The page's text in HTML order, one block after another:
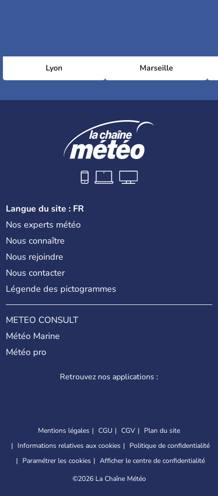
Lyon Marseille
Langue du site : FR
Nos experts météo
Nous connaître
Nous rejoindre
Nous contacter
Légende des pictogrammes
METEO CONSULT
Météo Marine
Météo pro
Retrouvez nos applications :
Mentions légales CGU CGV
Plan du site
Informations relatives aux cookies
Politique de confidentialité
Paramétrer les cookies
Afficher le centre de confidentialité
©2026 La Chaîne Météo